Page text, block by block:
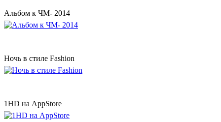
Альбом к ЧМ- 2014
Ночь в стиле Fashion
1HD на AppStore